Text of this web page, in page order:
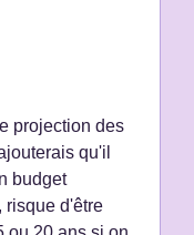
projection des
qu'il
budget
risque d'être